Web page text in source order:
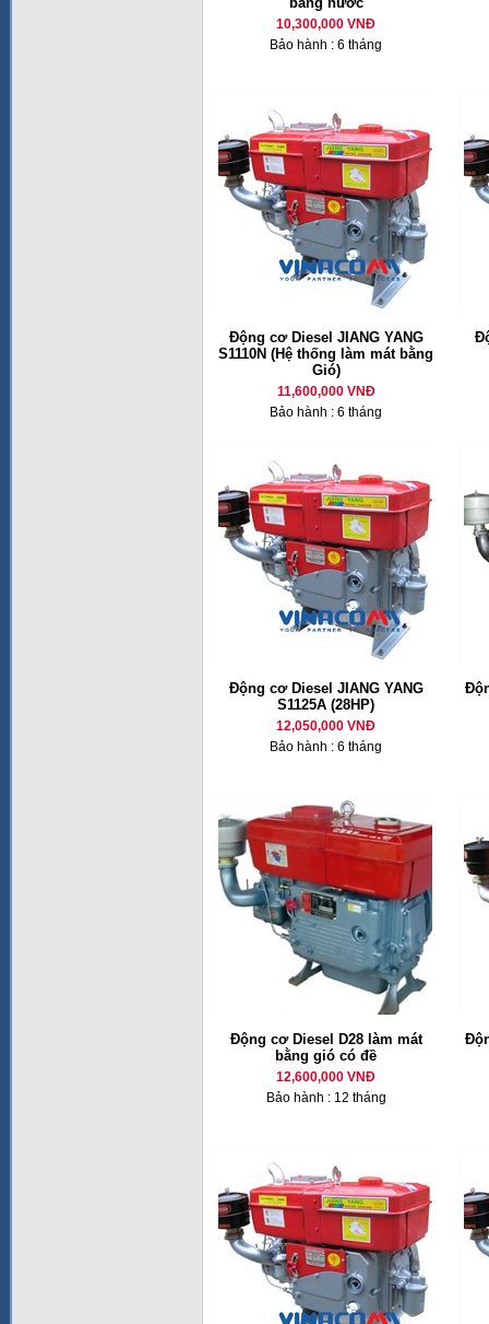
10,300,000 VNĐ
Bảo hành : 6 tháng
Động cơ Diesel JIANG YANG
S1110N (Hệ thống làm mát bằng
Gió)
11,600,000 VNĐ
Bảo hành : 6 tháng
Động cơ Diesel JIANG YANG
S1125A (28HP)
12,050,000 VNĐ
Bảo hành : 6 tháng
Động cơ Diesel D28 làm mát
bằng gió có đề
12,600,000 VNĐ
Bảo hành : 12 tháng